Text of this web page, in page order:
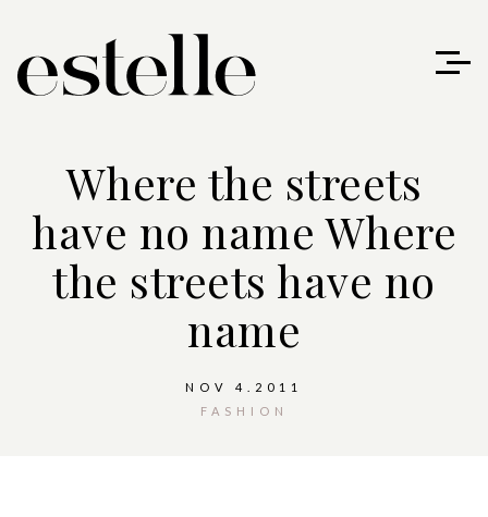
Where the streets
have no nameWhere
the streets have no
name
NOV 4.2011
FASHION